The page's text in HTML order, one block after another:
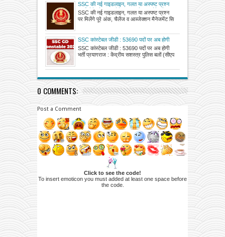
SSC की नई गाइडलाइन, गलत या अस्पष्ट प्रश्न
पर मिलेंगे पूरे अंक, चैलेंज व आब्जेक्शन मैनेजमेंट
सिस्टम में पारदर्शिता बढ़ाने को नई व्यवस्था लागू
SSC की नई गाइडलाइन, गलत या अस्पष्ट प्रश्न
पर मिलेंगे पूरे अंक, चैलेंज व आब्जेक्शन मैनेजमेंट सि
SSC कांस्टेबल जीडी : 53690 पदों पर अब होगी
भर्ती
SSC कांस्टेबल जीडी : 53690 पदों पर अब होगी
भर्ती प्रयागराज : केंद्रीय सशस्त्र पुलिस बलों (सीएप
0 COMMENTS:
Post a Comment
Click to see the code!
To insert emoticon you must added at least one space before
the code.